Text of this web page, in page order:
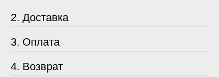
2. Доставка
3. Оплата
4. Возврат